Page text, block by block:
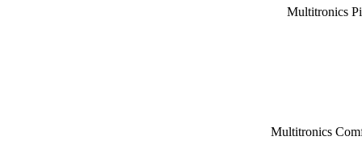
Multitronics
Multitronics